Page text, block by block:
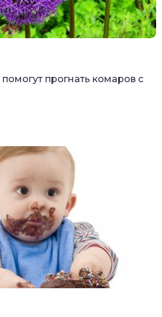
прогнать комаров с